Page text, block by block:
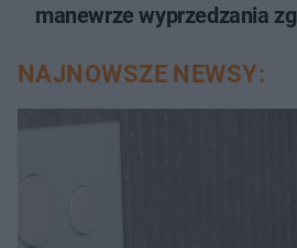
manewrze wyprzedzania
NAJNOWSZE NEWSY: